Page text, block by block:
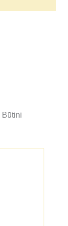
Būtini